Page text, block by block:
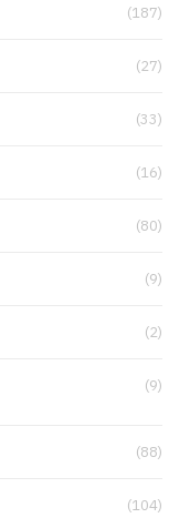
(187)
(27)
(33)
(16)
(80)
(9)
(2)
(9)
(88)
(104)